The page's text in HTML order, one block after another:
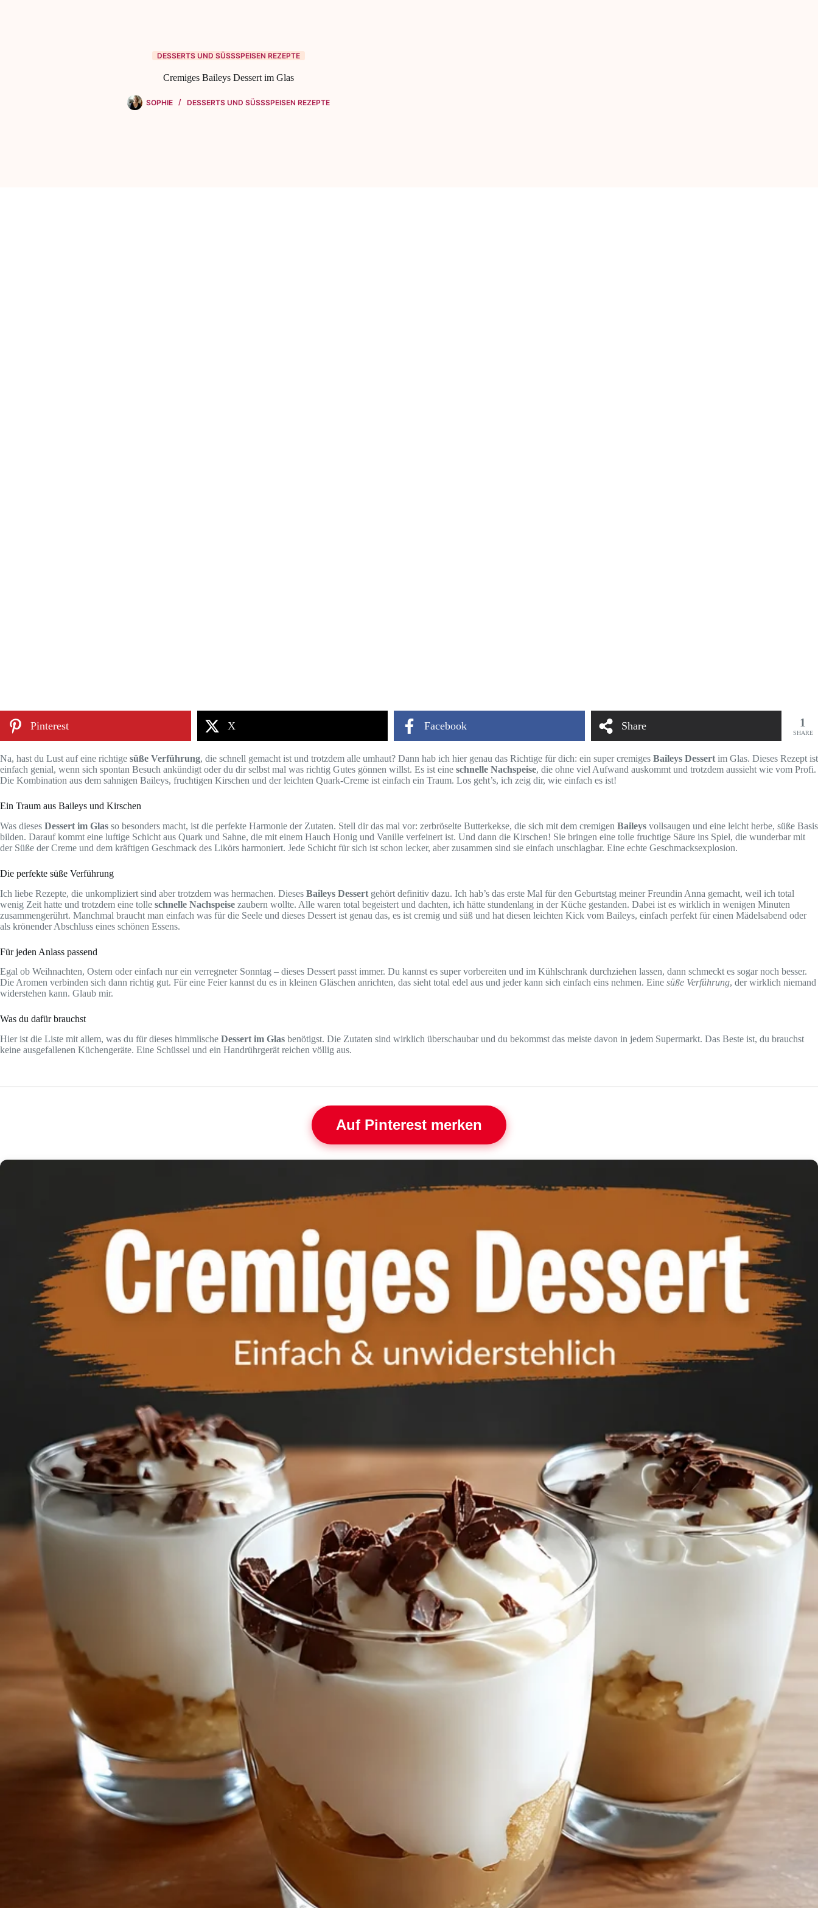
DESSERTS UND SÜSSSPEISEN REZEPTE
Cremiges Baileys Dessert im Glas
SOPHIE DESSERTS UND SÜSSSPEISEN REZEPTE
Pinterest X Facebook Share 1
SHARE
Na, hast du Lust auf eine richtige süße Verführung, die schnell gemacht ist und trotzdem alle umhaut? Dann hab ich hier genau das Richtige für dich: ein super cremiges Baileys Dessert im Glas. Dieses Rezept ist
einfach genial, wenn sich spontan Besuch ankündigt oder du dir selbst mal was richtig Gutes gönnen willst. Es ist eine schnelle Nachspeise, die ohne viel Aufwand auskommt und trotzdem aussieht wie vom Profi.
Die Kombination aus dem sahnigen Baileys, fruchtigen Kirschen und der leichten Quark-Creme ist einfach ein Traum. Los geht’s, ich zeig dir, wie einfach es ist!
Ein Traum aus Baileys und Kirschen
Was dieses Dessert im Glas so besonders macht, ist die perfekte Harmonie der Zutaten. Stell dir das mal vor: zerbröselte Butterkekse, die sich mit dem cremigen Baileys vollsaugen und eine leicht herbe, süße Basis
bilden. Darauf kommt eine luftige Schicht aus Quark und Sahne, die mit einem Hauch Honig und Vanille verfeinert ist. Und dann die Kirschen! Sie bringen eine tolle fruchtige Säure ins Spiel, die wunderbar mit
der Süße der Creme und dem kräftigen Geschmack des Likörs harmoniert. Jede Schicht für sich ist schon lecker, aber zusammen sind sie einfach unschlagbar. Eine echte Geschmacksexplosion.
Die perfekte süße Verführung
Ich liebe Rezepte, die unkompliziert sind aber trotzdem was hermachen. Dieses Baileys Dessert gehört definitiv dazu. Ich hab’s das erste Mal für den Geburtstag meiner Freundin Anna gemacht, weil ich total
wenig Zeit hatte und trotzdem eine tolle schnelle Nachspeise zaubern wollte. Alle waren total begeistert und dachten, ich hätte stundenlang in der Küche gestanden. Dabei ist es wirklich in wenigen Minuten
zusammengerührt. Manchmal braucht man einfach was für die Seele und dieses Dessert ist genau das, es ist cremig und süß und hat diesen leichten Kick vom Baileys, einfach perfekt für einen Mädelsabend oder
als krönender Abschluss eines schönen Essens.
Für jeden Anlass passend
Egal ob Weihnachten, Ostern oder einfach nur ein verregneter Sonntag – dieses Dessert passt immer. Du kannst es super vorbereiten und im Kühlschrank durchziehen lassen, dann schmeckt es sogar noch besser.
Die Aromen verbinden sich dann richtig gut. Für eine Feier kannst du es in kleinen Gläschen anrichten, das sieht total edel aus und jeder kann sich einfach eins nehmen. Eine süße Verführung, der wirklich niemand
widerstehen kann. Glaub mir.
Was du dafür brauchst
Hier ist die Liste mit allem, was du für dieses himmlische Dessert im Glas benötigst. Die Zutaten sind wirklich überschaubar und du bekommst das meiste davon in jedem Supermarkt. Das Beste ist, du brauchst
keine ausgefallenen Küchengeräte. Eine Schüssel und ein Handrührgerät reichen völlig aus.
Auf Pinterest merken